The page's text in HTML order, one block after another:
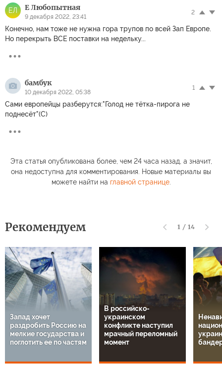
ЕЛ Е Любопытная
9 декабря 2022, 23:41
2
Конечно, нам тоже не нужна гора трупов по всей Зап Европе.
Но перекрыть ВСЕ поставки на недельку...
бамбук
10 декабря 2022, 05:38
1
Сами европейцы разберутся:"Голод не тётка-пирога не
поднесёт"(С)
Эта статья опубликована более, чем 24 часа назад, а значит,
она недоступна для комментирования. Новые материалы вы
можете найти на главной странице.
Рекомендуем 1 / 14
Запад хочет
раздробить Россию на
мелкие государства и
поглотить ее по частям
В российско-
украинском
конфликте наступил
мрачный переломный
момент